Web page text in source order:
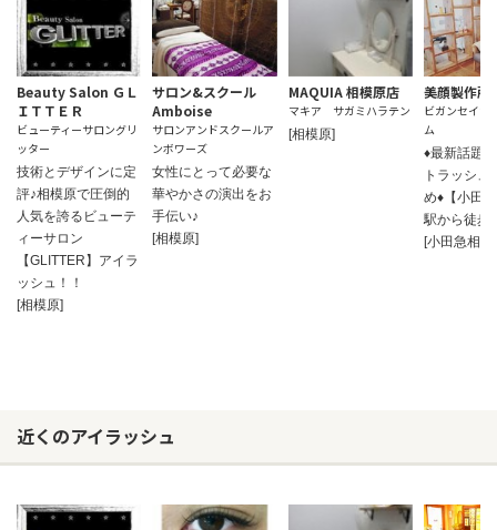
Beauty Salon ＧＬ
ＩＴＴＥＲ
ビューティーサロングリ
ッター
技術とデザインに定
評♪相模原で圧倒的
人気を誇るビューテ
ィーサロン
【GLITTER】アイラ
ッシュ！！
[相模原]
サロン&スクール
Amboise
サロンアンドスクールア
ンボワーズ
女性にとって必要な
華やかさの演出をお
手伝い♪
[相模原]
MAQUIA 相模原店
マキア サガミハラテン
[相模原]
美顔製作所
ビガンセイサ
ム
♦最新話題
トラッシュ
め♦【小田
駅から徒歩
[小田急相模
近くのアイラッシュ